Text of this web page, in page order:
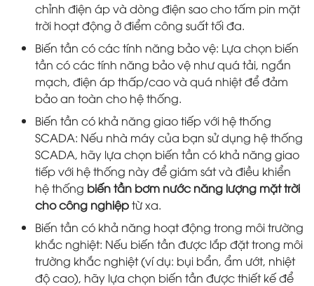
chỉnh điện áp và dòng điện sao cho tấm pin mặt
trời hoạt động ở điểm công suất tối đa.
Biến tần có các tính năng bảo vệ: Lựa chọn biến
tần có các tính năng bảo vệ như quá tải, ngắn
mạch, điện áp thấp/cao và quá nhiệt để đảm
bảo an toàn cho hệ thống.
Biến tần có khả năng giao tiếp với hệ thống
SCADA: Nếu nhà máy của bạn sử dụng hệ thống
SCADA, hãy lựa chọn biến tần có khả năng giao
tiếp với hệ thống này để giám sát và điều khiển
hệ thống biến tần bơm nước năng lượng mặt trời
cho công nghiệptừ xa.
Biến tần có khả năng hoạt động trong môi trường
khắc nghiệt: Nếu biến tần được lắp đặt trong môi
trường khắc nghiệt (ví dụ: bụi bẩn, ẩm ướt, nhiệt
độ cao), hãy lựa chọn biến tần được thiết kế để